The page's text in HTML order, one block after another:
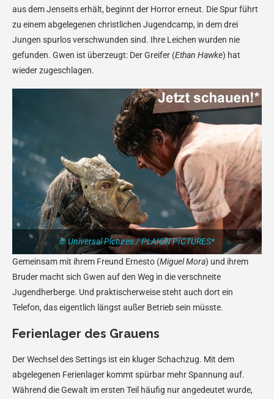
aus dem Jenseits erhält, beginnt der Horror erneut. Die Spur führt
zu einem abgelegenen christlichen Jugendcamp, in dem drei
Jungen spurlos verschwunden sind. Ihre Leichen wurden nie
gefunden. Gwen ist überzeugt: Der Greifer (Ethan Hawke) hat
wieder zugeschlagen.
© Universal Pictures / PLAION PICTURES*
Gemeinsam mit ihrem Freund Ernesto (Miguel Mora) und ihrem
Bruder macht sich Gwen auf den Weg in die verschneite
Jugendherberge. Und praktischerweise steht auch dort ein
Telefon, das eigentlich längst außer Betrieb sein müsste.
Ferienlager des Grauens
Der Wechsel des Settings ist ein kluger Schachzug. Mit dem
abgelegenen Ferienlager kommt spürbar mehr Spannung auf.
Während die Gewalt im ersten Teil häufig nur angedeutet wurde,